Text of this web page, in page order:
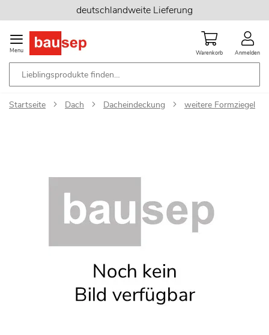
Inhalt
springen
deutschlandweite Lieferung
Menu Warenkorb Anmelden
Startseite Dach Dacheindeckung weitere Formziegel